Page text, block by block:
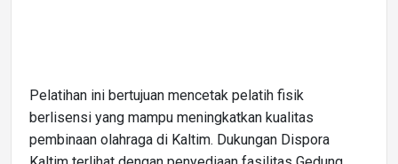
Pelatihan ini bertujuan mencetak pelatih fisik
berlisensi yang mampu meningkatkan kualitas
pembinaan olahraga di Kaltim. Dukungan Dispora